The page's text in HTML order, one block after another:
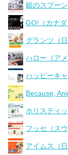
銀のスプーン
GO!（カナダ
グランツ（
ハロー（アメ
ハッピーキ
Because,
ホリスティ
フッセ（ス
アイムス（